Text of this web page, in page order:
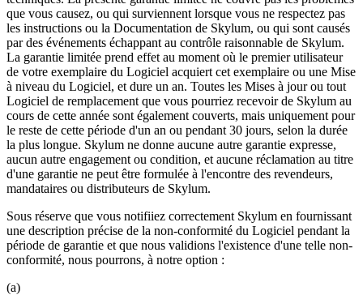
que vous causez, ou qui surviennent lorsque vous ne respectez pas
les instructions ou la Documentation de Skylum, ou qui sont causés
par des événements échappant au contrôle raisonnable de Skylum.
La garantie limitée prend effet au moment où le premier utilisateur
de votre exemplaire du Logiciel acquiert cet exemplaire ou une Mise
à niveau du Logiciel, et dure un an. Toutes les Mises à jour ou tout
Logiciel de remplacement que vous pourriez recevoir de Skylum au
cours de cette année sont également couverts, mais uniquement pour
le reste de cette période d'un an ou pendant 30 jours, selon la durée
la plus longue. Skylum ne donne aucune autre garantie expresse,
aucun autre engagement ou condition, et aucune réclamation au titre
d'une garantie ne peut être formulée à l'encontre des revendeurs,
mandataires ou distributeurs de Skylum.
Sous réserve que vous notifiiez correctement Skylum en fournissant
une description précise de la non-conformité du Logiciel pendant la
période de garantie et que nous validions l'existence d'une telle non-
conformité, nous pourrons, à notre option :
(a)